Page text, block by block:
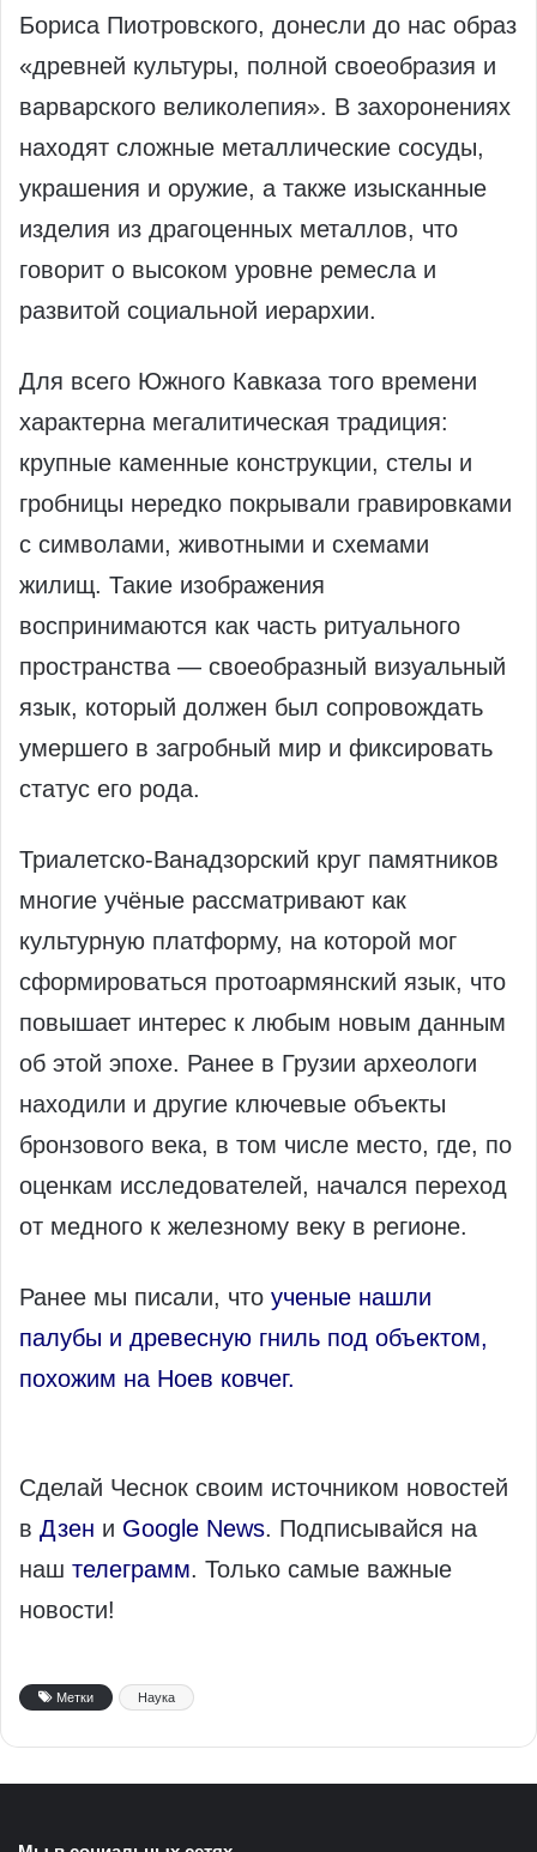
Бориса Пиотровского, донесли до нас образ
«древней культуры, полной своеобразия и
варварского великолепия». В захоронениях
находят сложные металлические сосуды,
украшения и оружие, а также изысканные
изделия из драгоценных металлов, что
говорит о высоком уровне ремесла и
развитой социальной иерархии.
Для всего Южного Кавказа того времени
характерна мегалитическая традиция:
крупные каменные конструкции, стелы и
гробницы нередко покрывали гравировками
с символами, животными и схемами
жилищ. Такие изображения
воспринимаются как часть ритуального
пространства — своеобразный визуальный
язык, который должен был сопровождать
умершего в загробный мир и фиксировать
статус его рода.
Триалетско‑Ванадзорский круг памятников
многие учёные рассматривают как
культурную платформу, на которой мог
сформироваться протоармянский язык, что
повышает интерес к любым новым данным
об этой эпохе. Ранее в Грузии археологи
находили и другие ключевые объекты
бронзового века, в том числе место, где, по
оценкам исследователей, начался переход
от медного к железному веку в регионе.
Ранее мы писали, что ученые нашли
палубы и древесную гниль под объектом,
похожим на Ноев ковчег.
Сделай Чеснок своим источником новостей
в Дзен и Google News. Подписывайся на
наш телеграмм. Только самые важные
новости!
Метки Наука